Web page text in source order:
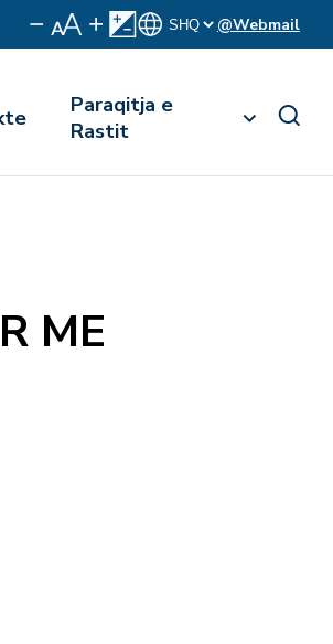
@Webmail
Paraqitja e
Rastit
ME